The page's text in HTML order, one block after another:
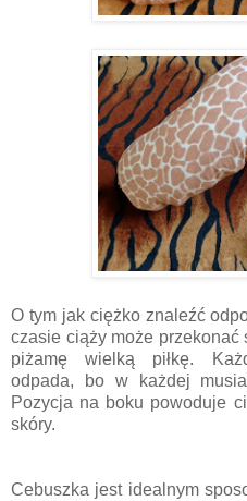
O tym jak ciężko znaleźć
czasie ciąży może przekonać
piżamę wielką piłkę.
odpada, bo w każdej
Pozycja na boku powoduje
skóry.
Cebuszka jest idealnym